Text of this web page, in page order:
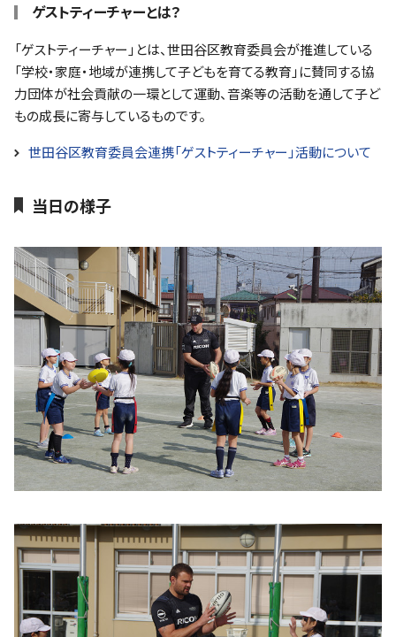
SDGs・ホームタウン
ファンクラブ
パートナー
ゲストティーチャーとは？
「ゲストティーチャー」とは、世田谷区教育委員会が推進している
「学校・家庭・地域が連携して子どもを育てる教育」に賛同する協
力団体が社会貢献の一環として運動、音楽等の活動を通して子ど
もの成長に寄与しているものです。
世田谷区教育委員会連携「ゲストティーチャー」活動について
当日の様子